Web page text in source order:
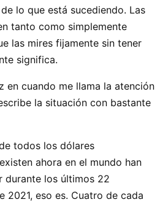
lo que está sucediendo. Las
tanto como simplemente
las mires fijamente sin tener
significa.
en cuando me llama la atención
la situación con bastante
todos los dólares
ahora en el mundo han
durante los últimos 22
2021, eso es. Cuatro de cada